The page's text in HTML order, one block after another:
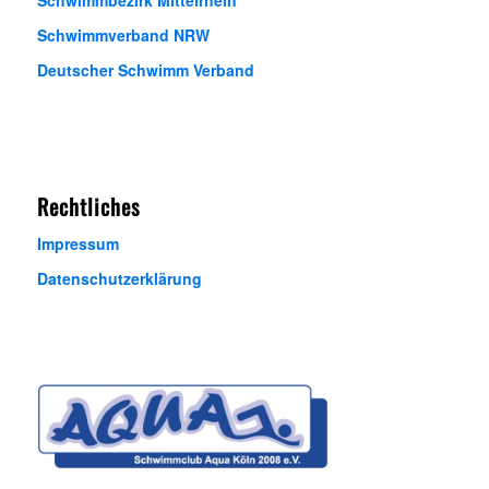
Schwimmverband NRW
Deutscher Schwimm Verband
Rechtliches
Impressum
Datenschutzerklärung